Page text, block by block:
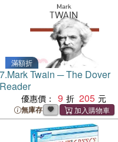
滿額折
7.Mark Twain ─ The Dover
Reader
優惠價： 9 205
無庫存